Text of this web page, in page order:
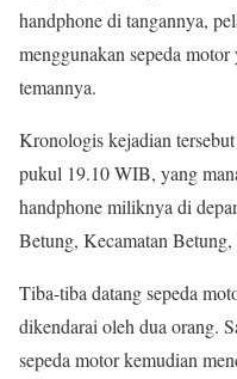
handphone di tangannya,
menggunakan sepeda
temannya.
Kronologis kejadian
pukul 19.10 WIB, yang
handphone miliknya di
Betung, Kecamatan
Tiba-tiba datang sepeda
dikendarai oleh dua orang.
sepeda motor kemudian